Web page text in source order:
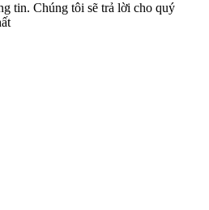
tin. Chúng tôi sẽ trả lời cho quý